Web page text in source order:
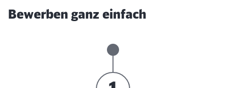
Bewerben ganz einfach